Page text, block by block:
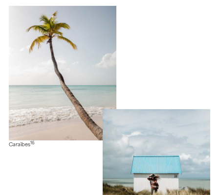
Caraïbes16